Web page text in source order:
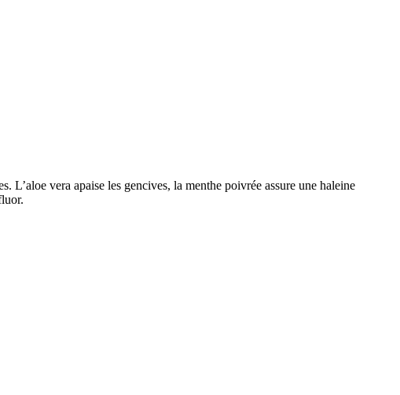
L’aloe vera apaise les gencives, la menthe poivrée assure une haleine